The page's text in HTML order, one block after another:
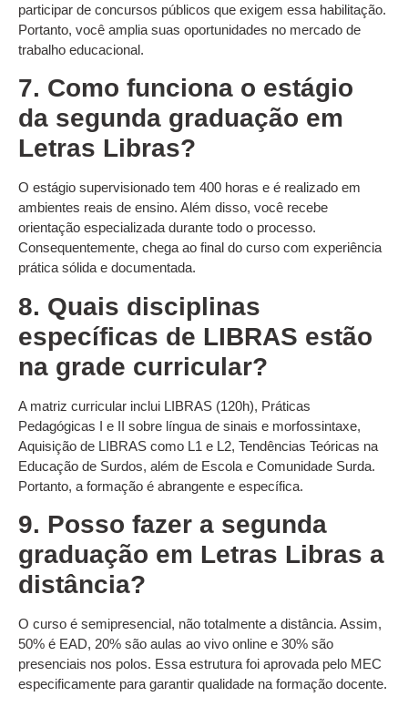
participar de concursos públicos que exigem essa habilitação.
Portanto, você amplia suas oportunidades no mercado de
trabalho educacional.
7. Como funciona o estágio
da segunda graduação em
Letras Libras?
O estágio supervisionado tem 400 horas e é realizado em
ambientes reais de ensino. Além disso, você recebe
orientação especializada durante todo o processo.
Consequentemente, chega ao final do curso com experiência
prática sólida e documentada.
8. Quais disciplinas
específicas de LIBRAS estão
na grade curricular?
A matriz curricular inclui LIBRAS (120h), Práticas
Pedagógicas I e II sobre língua de sinais e morfossintaxe,
Aquisição de LIBRAS como L1 e L2, Tendências Teóricas na
Educação de Surdos, além de Escola e Comunidade Surda.
Portanto, a formação é abrangente e específica.
9. Posso fazer a segunda
graduação em Letras Libras a
distância?
O curso é semipresencial, não totalmente a distância. Assim,
50% é EAD, 20% são aulas ao vivo online e 30% são
presenciais nos polos. Essa estrutura foi aprovada pelo MEC
especificamente para garantir qualidade na formação docente.